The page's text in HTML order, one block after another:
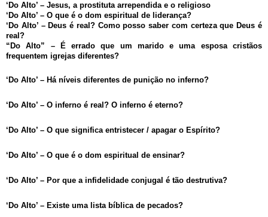
‘Do Alto’ – Jesus, a prostituta arrependida e o religioso
‘Do Alto’ – O que é o dom espiritual de liderança?
‘Do Alto’ – Deus é real? Como posso saber com certeza que Deus é
real?
“Do Alto” – É errado que um marido e uma esposa cristãos
frequentem igrejas diferentes?
‘Do Alto’ – Há níveis diferentes de punição no inferno?
‘Do Alto’ – O inferno é real? O inferno é eterno?
‘Do Alto’ – O que significa entristecer / apagar o Espírito?
‘Do Alto’ – O que é o dom espiritual de ensinar?
‘Do Alto’ – Por que a infidelidade conjugal é tão destrutiva?
‘Do Alto’ – Existe uma lista bíblica de pecados?